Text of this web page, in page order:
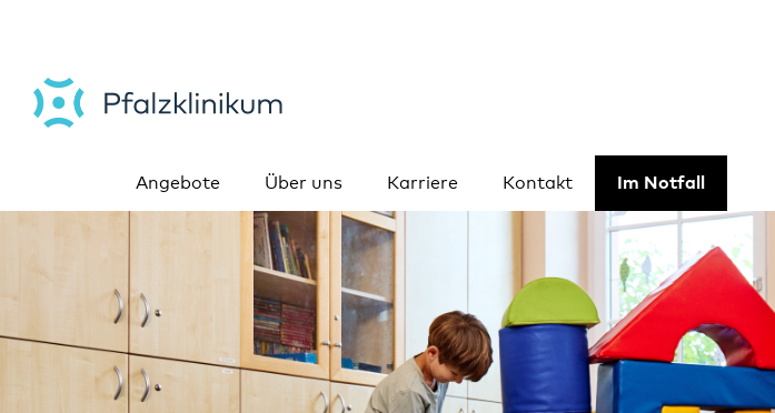
Angebote Über uns Karriere Kontakt Im Notfall